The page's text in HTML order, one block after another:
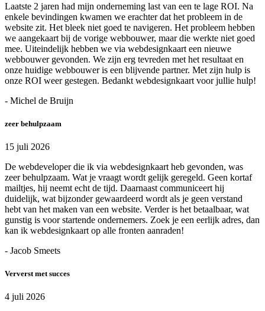
Laatste 2 jaren had mijn onderneming last van een te lage ROI. Na
enkele bevindingen kwamen we erachter dat het probleem in de
website zit. Het bleek niet goed te navigeren. Het probleem hebben
we aangekaart bij de vorige webbouwer, maar die werkte niet goed
mee. Uiteindelijk hebben we via webdesignkaart een nieuwe
webbouwer gevonden. We zijn erg tevreden met het resultaat en
onze huidige webbouwer is een blijvende partner. Met zijn hulp is
onze ROI weer gestegen. Bedankt webdesignkaart voor jullie hulp!
- Michel de Bruijn
zeer behulpzaam
15 juli 2026
De webdeveloper die ik via webdesignkaart heb gevonden, was
zeer behulpzaam. Wat je vraagt wordt gelijk geregeld. Geen kortaf
mailtjes, hij neemt echt de tijd. Daarnaast communiceert hij
duidelijk, wat bijzonder gewaardeerd wordt als je geen verstand
hebt van het maken van een website. Verder is het betaalbaar, wat
gunstig is voor startende ondernemers. Zoek je een eerlijk adres, dan
kan ik webdesignkaart op alle fronten aanraden!
- Jacob Smeets
Ververst met succes
4 juli 2026